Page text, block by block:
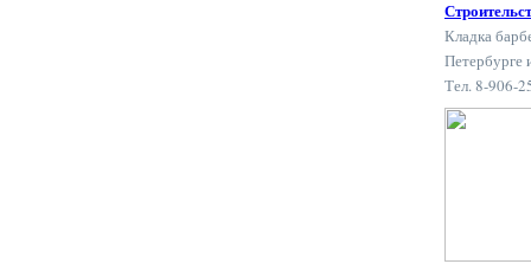
Кладка
Петербурге
Тел. 8-906-